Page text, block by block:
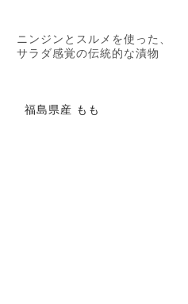
ニンジンとスルメを使った、
サラダ感覚の伝統的な漬物
福島県産 もも